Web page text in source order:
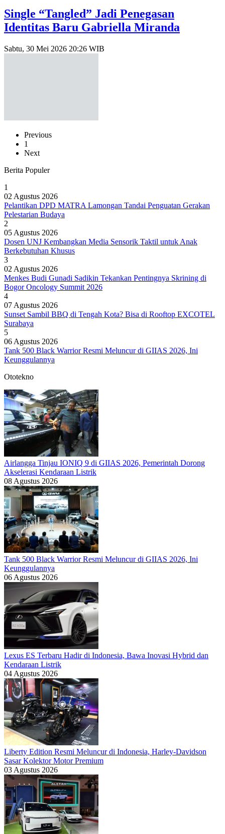
Single “Tangled” Jadi Penegasan
Identitas Baru Gabriella Miranda
Sabtu, 30 Mei 2026 20:26 WIB
Previous
1
Next
Berita Populer
1
02 Agustus 2026
Pelantikan DPD MATRA Lamongan Tandai Penguatan Gerakan
Pelestarian Budaya
2
05 Agustus 2026
Dosen UNJ Kembangkan Media Sensorik Taktil untuk Anak
Berkebutuhan Khusus
3
02 Agustus 2026
Menkes Budi Gunadi Sadikin Tekankan Pentingnya Skrining di
Bogor Oncology Summit 2026
4
07 Agustus 2026
Sunset Sambil BBQ di Tengah Kota? Bisa di Rooftop EXCOTEL
Surabaya
5
06 Agustus 2026
Tank 500 Black Warrior Resmi Meluncur di GIIAS 2026, Ini
Keunggulannya
Ototekno
Airlangga Tinjau IONIQ 9 di GIIAS 2026, Pemerintah Dorong
Akselerasi Kendaraan Listrik
08 Agustus 2026
Tank 500 Black Warrior Resmi Meluncur di GIIAS 2026, Ini
Keunggulannya
06 Agustus 2026
Lexus ES Terbaru Hadir di Indonesia, Bawa Inovasi Hybrid dan
Kendaraan Listrik
04 Agustus 2026
Liberty Edition Resmi Meluncur di Indonesia, Harley-Davidson
Sasar Kolektor Motor Premium
03 Agustus 2026